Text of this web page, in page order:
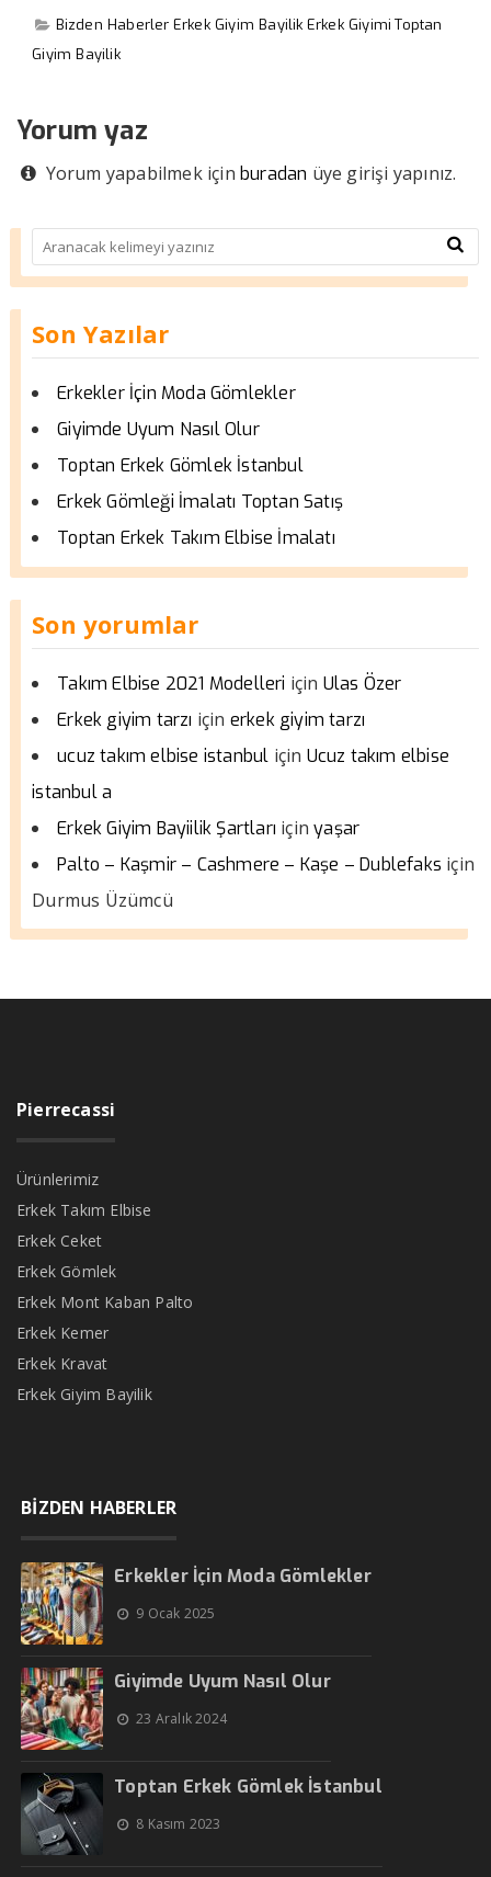
Bizden Haberler Erkek Giyim Bayilik Erkek Giyimi Toptan
Giyim Bayilik
Yorum yaz
Yorum yapabilmek için buradan üye girişi yapınız.
Son Yazılar
Erkekler İçin Moda Gömlekler
Giyimde Uyum Nasıl Olur
Toptan Erkek Gömlek İstanbul
Erkek Gömleği İmalatı Toptan Satış
Toptan Erkek Takım Elbise İmalatı
Son yorumlar
Takım Elbise 2021 Modelleri için Ulas Özer
Erkek giyim tarzı için erkek giyim tarzı
ucuz takım elbise istanbul için Ucuz takım elbise
istanbul a
Erkek Giyim Bayiilik Şartları içinyaşar
Palto – Kaşmir – Cashmere – Kaşe – Dublefaks için
Durmus Üzümcü
Pierrecassi
Ürünlerimiz
Erkek Takım Elbise
Erkek Ceket
Erkek Gömlek
Erkek Mont Kaban Palto
Erkek Kemer
Erkek Kravat
Erkek Giyim Bayilik
BİZDEN HABERLER
Erkekler İçin Moda Gömlekler
9 Ocak 2025
Giyimde Uyum Nasıl Olur
23 Aralık 2024
Toptan Erkek Gömlek İstanbul
8 Kasım 2023